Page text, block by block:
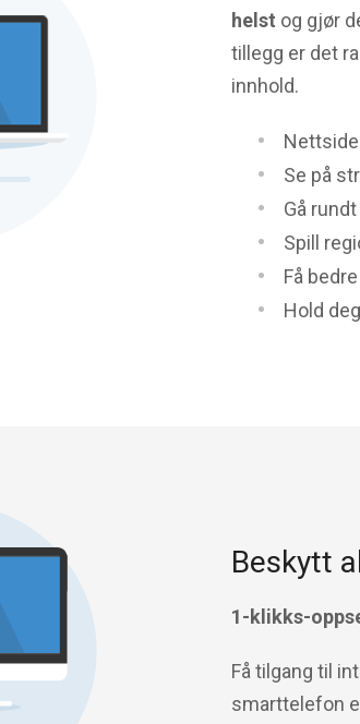
helst og gjør
tillegg er det
innhold.
Se på
Gå
Spill
Få
Hold
Beskytt
1-klikks-
Få tilgang til
smarttelefon